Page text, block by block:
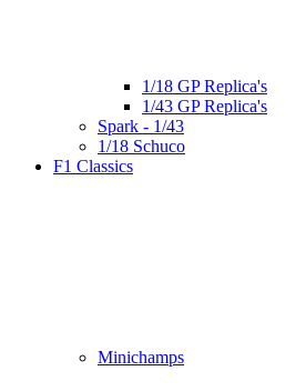
1/18 GP Replica's
1/43 GP Replica's
Spark - 1/43
1/18 Schuco
F1 Classics
Minichamps